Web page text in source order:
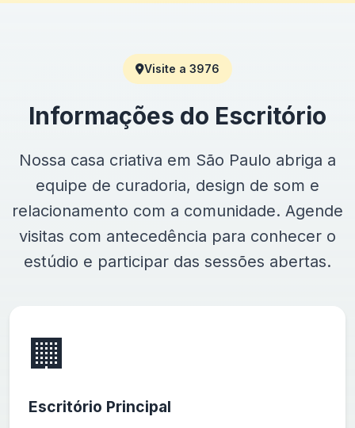
Visite a 3976
Informações do Escritório
Nossa casa criativa em São Paulo abriga a
equipe de curadoria, design de som e
relacionamento com a comunidade. Agende
visitas com antecedência para conhecer o
estúdio e participar das sessões abertas.
🏢
Escritório Principal